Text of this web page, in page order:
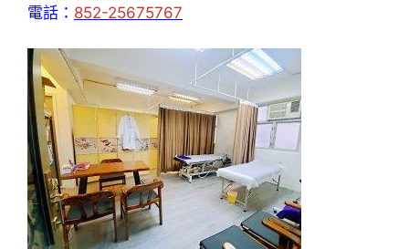
電話： 852-25675767